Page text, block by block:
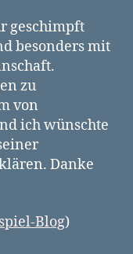
geschimpft
besonders mit
zu
von
ich wünschte
Danke
Blog)